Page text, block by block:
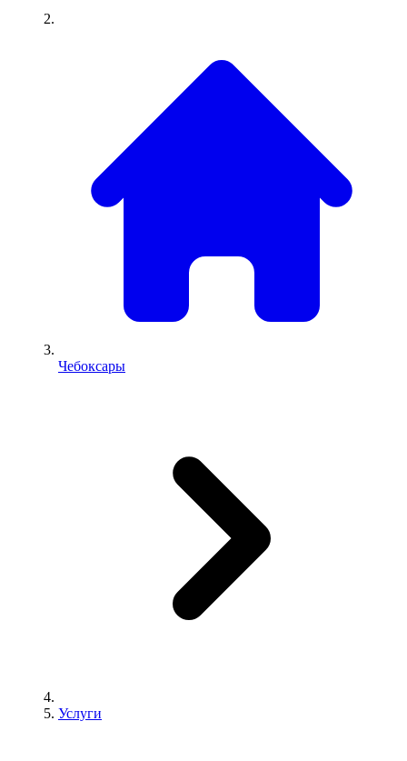
Чебоксары
Услуги